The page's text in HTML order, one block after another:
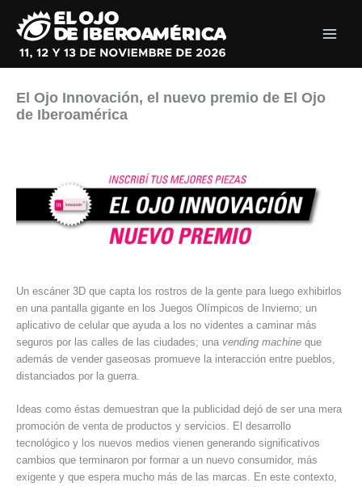
contenido
El Ojo Innovación, el nuevo premio de El Ojo
de Iberoamérica
Un escáner 3D que capta los rostros de la gente para luego exhibirlos
en una pantalla gigante en los Juegos Olímpicos de Invierno; un
aplicativo de celular que ayuda a los no videntes a caminar más
seguros por las calles de las ciudades; una vending machine que
además de vender gaseosas promueve la interacción entre pueblos,
distanciados por la guerra.
Ideas como éstas demuestran que la publicidad dejó de ser una mera
promoción de venta de productos y servicios. El desarrollo
tecnológico y los nuevos medios vienen generando significativos
cambios que terminaron por formar a un nuevo consumidor, más
exigente y que espera mucho más de las marcas. En este contexto,